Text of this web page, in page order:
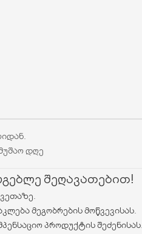
დღე
შეღავათებით!
მეგობრების მოწვევისას.
პროდუქტის შეძენისას.